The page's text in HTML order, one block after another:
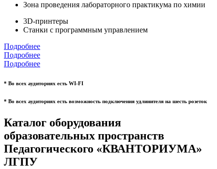
Зона проведения лабораторного практикума по химии
3D-принтеры
Станки с программным управлением
Подробнее
Подробнее
Подробнее
* Во всех аудиториях есть WI-FI
* Во всех аудиториях есть возможность подключения удлинителя на шесть розеток
Каталог оборудования
образовательных пространств
Педагогического «КВАНТОРИУМА»
ЛГПУ